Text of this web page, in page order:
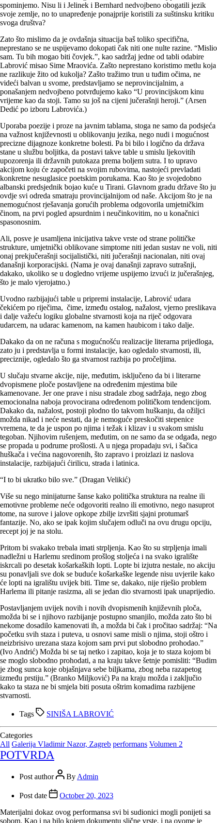
spominjemo. Nisu li i Jelinek i Bernhard nedvojbeno obogatili jezik
svoje zemlje, no to unapređenje ponajprije koristili za suštinsku kritiku
svoga društva?
Zato što mislimo da je ovdašnja situacija baš toliko specifična,
neprestano se ne uspijevamo dokopati čak niti one nulte razine. “Mislio
sam. Tu bih mogao biti čovjek.”, kao sadržaj jedne od tabli odabire
Labrović misao Sime Mraovića. Zašto neprestano koristimo metlu koja
ne razlikuje žito od kukolja? Zašto tražimo trun u tuđim očima, ne
videći balvan u svome, predstavljamo se neprovincijalnim, a
ponašanjem nedvojbeno potvrđujemo kako “U provincijskom kinu
vrijeme kao da stoji. Tamo su još na cijeni jučerašnji heroji.” (Arsen
Dedić po izboru Labrovića.)
Uporaba poezije i proze na javnim tablama, stoga ne samo da podsjeća
na važnost književnosti u oblikovanju jezika, nego nudi i mogućnost
precizne dijagnoze konkretne bolesti. Pa bi bilo i logično da država
stane u službu boljitka, da postavi takve table u smislu ljekovitih
upozorenja ili državnih putokaza prema boljem sutra. I to upravo
akcijom koju će započeti na svojim rubovima, nastojeći prevladati
konkretne nesuglasice poetskim porukama. Kao što je svojedobno
albanski predsjednik bojao kuće u Tirani. Glavnom gradu države što ju
ovdje svi odreda smatraju provincijalnijom od naše. Akcijom što je na
nemogućnost rješavanja gorućih problema odgovorila umjetničkim
činom, na prvi pogled apsurdnim i neučinkovitim, no u konačnici
spasonosnim.
Ali, posve je usamljena inicijativa takve vrste od strane političke
strukture, umjetnički oblikovane simptome niti jedan sustav ne voli, niti
onaj prekjučerašnji socijalistički, niti jučerašnji nacionalan, niti ovaj
današnji korporacijski. (Nama je ovaj današnji zapravo sutrašnji,
dakako, ukoliko se u dogledno vrijeme uspijemo izvući iz jučerašnjeg,
što je malo vjerojatno.)
Uvodno razbijajući table u pripremi instalacije, Labrović udara
čekićem po riječima, čime, između ostalog, nažalost, vjerno preslikava
i dalje važeću logiku globalne stvarnosti koja na riječ odgovara
udarcem, na udarac kamenom, na kamen haubicom i tako dalje.
Dakako da on ne računa s mogućnošću realizacije literarna prijedloga,
zato ju i predstavlja u formi instalacije, kao ogledalo stvarnosti, ili,
preciznije, ogledalo što ga stvarnost razbija po pročeljima.
U slučaju stvarne akcije, nije, međutim, isključeno da bi i literarne
dvopismene ploče postavljene na određenim mjestima bile
kamenovane. Jer one prave i nisu stradale zbog sadržaja, nego zbog
emocionalna naboja provocirana određenom političkom tendencijom.
Dakako da, nažalost, postoji plodno tlo takvom huškanju, da ožiljci
možda nikad i neće nestati, da je nemoguće preskočiti stepenice
vremena, te da je uspon po njima i težak i klizav i u svakom smislu
tegoban. Njihovim rušenjem, međutim, on ne samo da se odgađa, nego
se propada u podrume prošlosti. A u njega propadaju svi, i šačica
huškača i većina nagovorenih, što zapravo i proizlazi iz naslova
instalacije, razbijajući ćirilicu, strada i latinica.
“I to bi ukratko bilo sve.” (Dragan Velikić)
Više su nego minijaturne šanse kako politička struktura na realne ili
emotivne probleme neće odgovoriti realno ili emotivno, nego nasuprot
tome, na surove i jalove opkope zbilje izvršiti sjajni protumarš
fantazije. No, ako se ipak kojim slučajem odluči na ovu drugu opciju,
recept joj je na stolu.
Pritom bi svakako trebala imati strpljenja. Kao što su strpljenja imali
nadležni u Harlemu sredinom prošlog stoljeća i na svako igralište
iskrcali po desetak košarkaških lopti. Lopte bi izjutra nestale, no akciju
su ponavljali sve dok se buduće košarkaške legende nisu uvjerile kako
će lopti na igralištu uvijek biti. Time se, dakako, nije riješio problem
Harlema ili pitanje rasizma, ali se jedan dio stvarnosti ipak unaprijedio.
Postavljanjem uvijek novih i novih dvopismenih književnih ploča,
možda bi se i njihovo razbijanje postupno smanjilo, možda zato što bi
nekome dosadilo kamenovati ih, a možda bi čak i pročitao sadržaj: “Na
početku svih staza i puteva, u osnovi same misli o njima, stoji oštro i
neizbrisivo urezana staza kojom sam prvi put slobodno prohodao.”
(Ivo Andrić) Možda bi se taj netko i zapitao, koja je to staza kojom bi
se moglo slobodno prohodati, a na kraju takve šetnje pomisliti: “Budim
je zbog sunca koje objašnjava sebe biljkama, zbog neba razapetog
između prstiju.” (Branko Miljković) Pa na kraju možda i zaključio
kako ta staza ne bi smjela biti posuta oštrim komadima razbijene
stvarnosti.
Tags SINIŠA LABROVIĆ
Categories
All Galerija Vladimir Nazor, Zagreb performans Volumen 2
POTVRDA
Post author By Admin
Post date
October 20, 2023
Materijalni dokaz ovog performansa svi bi sudionici mogli ponijeti sa
sobom. Kao i na bilo kojem dokumentu slične vrste, i na ovome je